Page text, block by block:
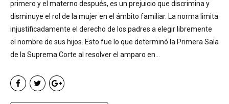
primero y el materno después, es un prejuicio que discrimina y
disminuye el rol de la mujer en el ámbito familiar. La norma limita
injustificadamente el derecho de los padres a elegir libremente
el nombre de sus hijos. Esto fue lo que determinó la Primera Sala
de la Suprema Corte al resolver el amparo en...